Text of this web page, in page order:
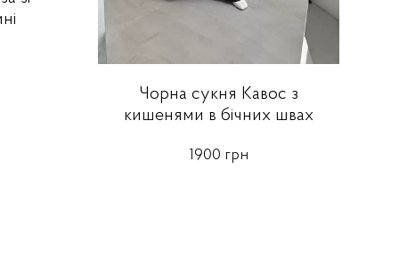
Чорна сукня Кавос з
кишенями в бічних швах
1900 грн